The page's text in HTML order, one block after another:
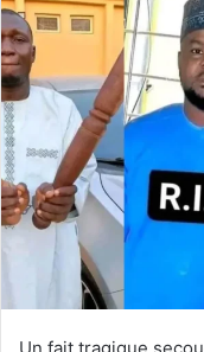
Un fait tragique